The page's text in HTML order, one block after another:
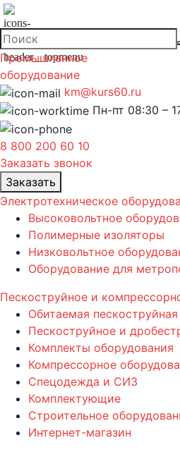
Промышленное
оборудование
km@kurs60.ru
Пн-пт 08:30 –
8 800 200 60 10
Заказать звонок
Заказать
Электротехническое
Высоковольтное
Полимерные изоляторы
Низковольтное
Оборудование для
Пескоструйное и
Обитаемая
Пескоструйное и
Комплекты оборудования
Компрессорное
Спецодежда и СИЗ
Комплектующие
Строительное
Интернет-магазин